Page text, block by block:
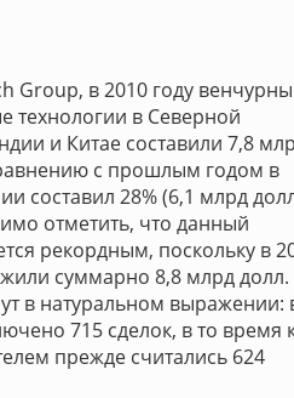
Group, в 2010 году
технологии в Северной
и Китае составили 7,8
с прошлым годом в
составил 28% (6,1 млрд
отметить, что данный
рекордным, поскольку в
суммарно 8,8 млрд долл.
в натуральном выражении:
715 сделок, в то время
прежде считались 624